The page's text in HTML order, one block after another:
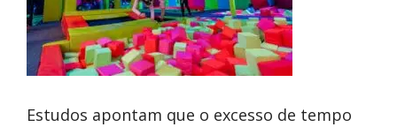
Estudos apontam que o excesso de tempo